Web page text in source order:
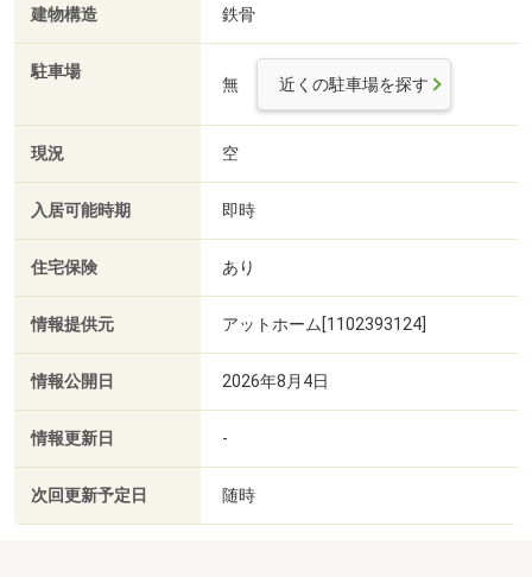
建物構造 鉄骨
駐車場
無 近くの駐車場を探す
現況 空
入居可能時期 即時
住宅保険 あり
情報提供元 アットホーム[1102393124]
情報公開日 2026年8月4日
情報更新日 -
次回更新予定日 随時